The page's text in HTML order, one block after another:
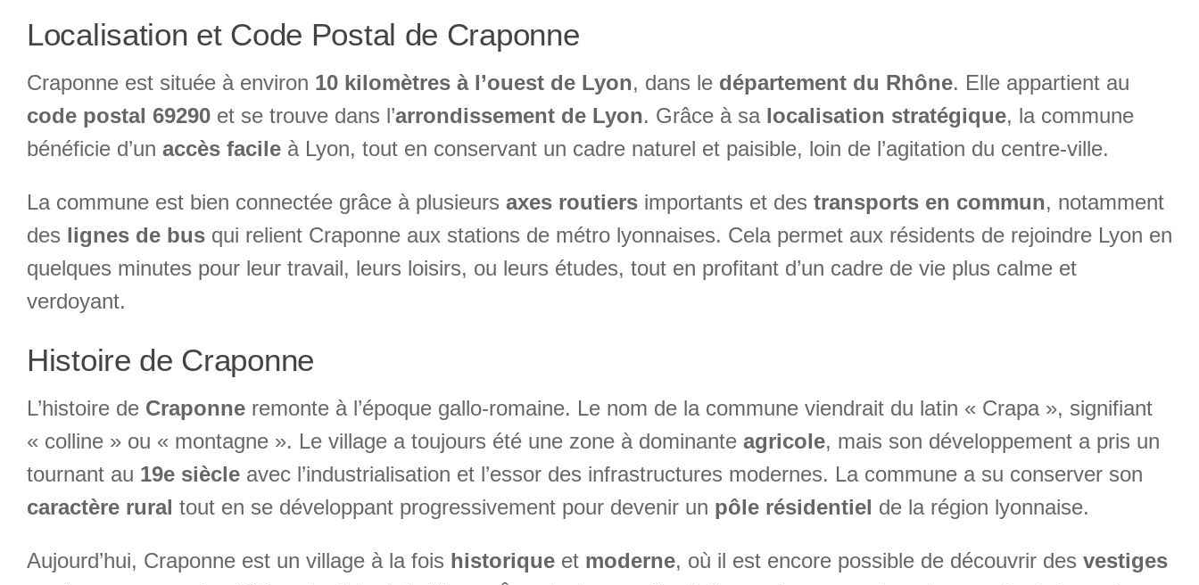
Localisation et Code Postal de Craponne
Craponne est située à environ 10 kilomètres à l’ouest de Lyon, dans le département du Rhône. Elle appartient au
code postal 69290 et se trouve dans l’arrondissement de Lyon. Grâce à sa localisation stratégique, la commune
bénéficie d’un accès facile à Lyon, tout en conservant un cadre naturel et paisible, loin de l’agitation du centre-ville.
La commune est bien connectée grâce à plusieurs axes routiers importants et des transports en commun, notamment
des
lignes de bus qui relient Craponne aux stations de métro lyonnaises. Cela permet aux résidents de rejoindre Lyon en
quelques minutes pour leur travail, leurs loisirs, ou leurs études, tout en profitant d’un cadre de vie plus calme et
verdoyant.
Histoire de Craponne
L’histoire de Craponne remonte à l’époque gallo-romaine. Le nom de la commune viendrait du latin « Crapa », signifiant
« colline » ou « montagne ». Le village a toujours été une zone à dominante agricole, mais son développement a pris un
tournant au 19e siècle avec l’industrialisation et l’essor des infrastructures modernes. La commune a su conserver son
caractère rural tout en se développant progressivement pour devenir un pôle résidentiel de la région lyonnaise.
Aujourd’hui, Craponne est un village à la fois historique et moderne, où il est encore possible de découvrir des vestiges